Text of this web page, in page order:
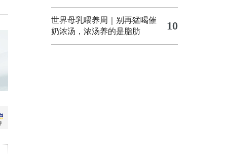
世界母乳喂养周｜别再猛喝催
奶浓汤，浓汤养的是脂肪
10